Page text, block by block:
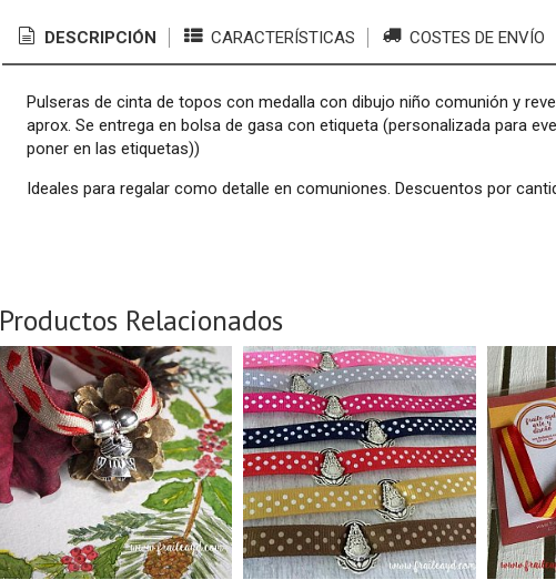
DESCRIPCIÓN CARACTERÍSTICAS COSTES DE ENVÍO
Pulseras de cinta de topos con medalla con dibujo niño comunión y
aprox. Se entrega en bolsa de gasa con etiqueta (personalizada para
poner en las etiquetas))
Ideales para regalar como detalle en comuniones. Descuentos por
Productos Relacionados